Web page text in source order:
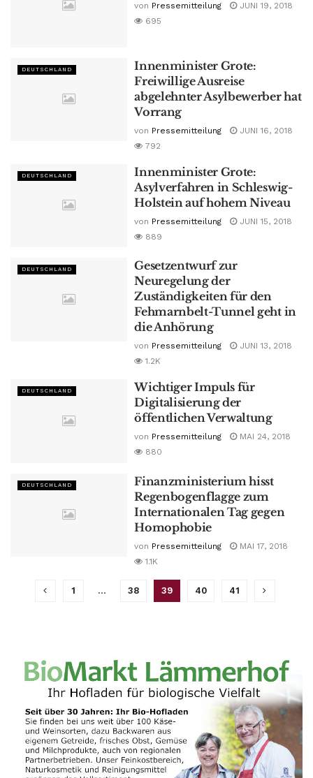
von Pressemitteilung
JUNI 19, 2018
695
DEUTSCHLAND
Innenminister Grote:
Freiwillige Ausreise
abgelehnter Asylbewerber hat
Vorrang
von Pressemitteilung
JUNI 16, 2018
792
DEUTSCHLAND
Innenminister Grote:
Asylverfahren in Schleswig-
Holstein auf hohem Niveau
von Pressemitteilung
JUNI 15, 2018
889
DEUTSCHLAND
Gesetzentwurf zur
Neuregelung der
Zuständigkeiten für den
Fehmarnbelt-Tunnel geht in
die Anhörung
von Pressemitteilung
JUNI 13, 2018
1.2K
DEUTSCHLAND
Wichtiger Impuls für
Digitalisierung der
öffentlichen Verwaltung
von Pressemitteilung
MAI 24, 2018
880
DEUTSCHLAND
Finanzministerium hisst
Regenbogenflagge zum
Internationalen Tag gegen
Homophobie
von Pressemitteilung
MAI 17, 2018
1.1K
1 … 38 39 40 41